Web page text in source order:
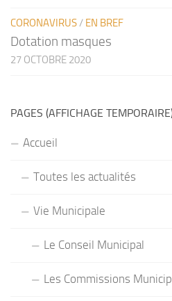
CORONAVIRUS/ EN BREF
Dotation masques
27 OCTOBRE 2020
PAGES (AFFICHAGE
Accueil
Toutes les actualités
Vie Municipale
Le Conseil Municipal
Les Commissions